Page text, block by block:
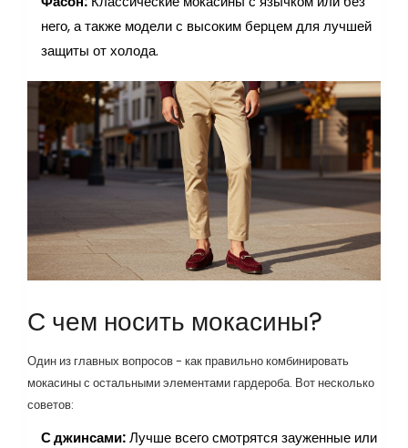
него, а также модели с высоким берцем для лучшей
защиты от холода.
С чем носить мокасины?
Один из главных вопросов - как правильно комбинировать
мокасины с остальными элементами гардероба. Вот несколько
советов:
С джинсами:Лучше всего смотрятся зауженные или